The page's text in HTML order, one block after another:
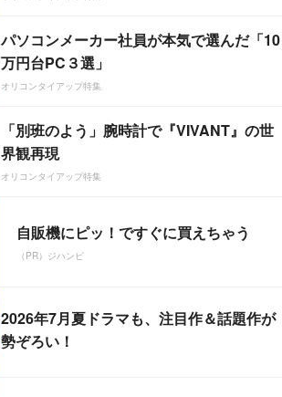
パソコンメーカー社員が本気で選んだ「10
万円台PC３選」
オリコンタイアップ特集
「別班のよう」腕時計で『VIVANT』の世
界観再現
オリコンタイアップ特集
自販機にピッ！ですぐに買えちゃう
（PR）ジハンピ
2026年7月夏ドラマも、注目作＆話題作が
勢ぞろい！